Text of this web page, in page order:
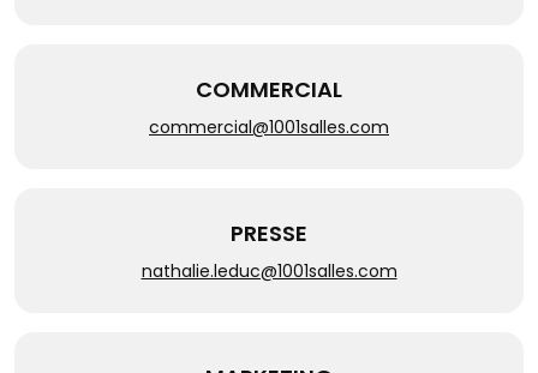
COMMERCIAL
commercial@1001salles.com
PRESSE
nathalie.leduc@1001salles.com